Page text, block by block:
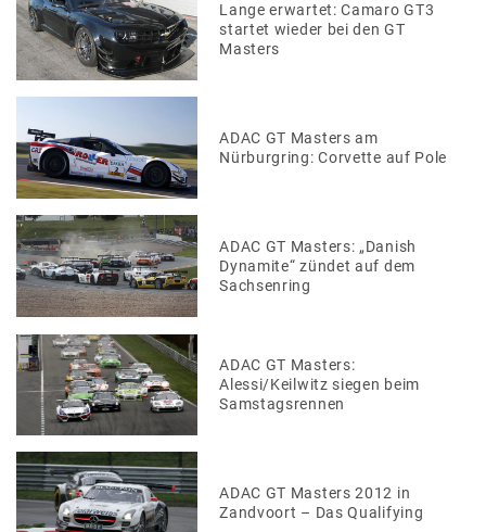
Lange erwartet: Camaro GT3
startet wieder bei den GT
Masters
ADAC GT Masters am
Nürburgring: Corvette auf Pole
ADAC GT Masters: „Danish
Dynamite“ zündet auf dem
Sachsenring
ADAC GT Masters:
Alessi/Keilwitz siegen beim
Samstagsrennen
ADAC GT Masters 2012 in
Zandvoort – Das Qualifying